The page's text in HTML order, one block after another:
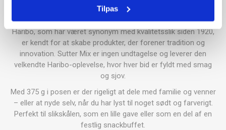
Tilpas
denne blanding ideel til enhver lejlighed – fra hyggestunder
derhjemme til festlige begivenheder.
Haribo, som har været synonym med kvalitetsslik siden 1920,
er kendt for at skabe produkter, der forener tradition og
innovation. Sutter Mix er ingen undtagelse og leverer den
velkendte Haribo-oplevelse, hvor hver bid er fyldt med smag
og sjov.
Med 375 g i posen er der rigeligt at dele med familie og venner
– eller at nyde selv, når du har lyst til noget sødt og farverigt.
Perfekt til slikskålen, som en lille gave eller som en del af en
festlig snackbuffet.